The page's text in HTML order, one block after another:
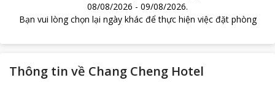
08/08/2026 - 09/08/2026.
Bạn vui lòng chọn lại ngày khác để thực hiện việc đặt phòng
Thông tin về Chang Cheng Hotel